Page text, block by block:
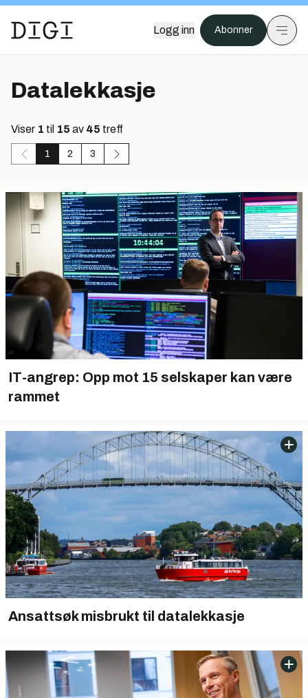
Logg inn Abonner
Datalekkasje
Viser 1 til 15 av 45 treff
1 2 3
IT-angrep: Opp mot 15 selskaper kan være
rammet
Ansattsøk misbrukt til datalekkasje